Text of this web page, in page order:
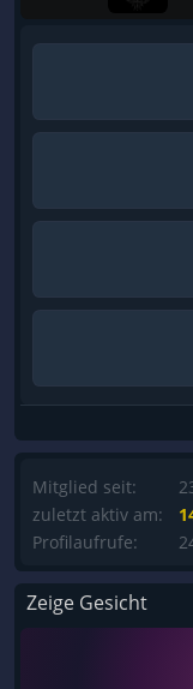
Mitglied seit:
zuletzt aktiv am:
Profilaufrufe:
Zeige Gesicht